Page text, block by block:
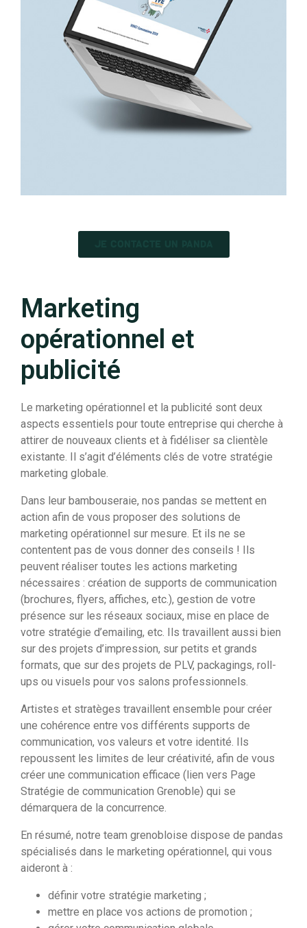
Marketing
opérationnel et
publicité
Le marketing opérationnel et la publicité sont deux
aspects essentiels pour toute entreprise qui cherche à
attirer de nouveaux clients et à fidéliser sa clientèle
existante. Il s’agit d’éléments clés de votre stratégie
marketing globale.
Dans leur bambouseraie, nos pandas se mettent en
action afin de vous proposer des solutions de
marketing opérationnel sur mesure. Et ils ne se
contentent pas de vous donner des conseils ! Ils
peuvent réaliser toutes les actions marketing
nécessaires : création de supports de communication
(brochures, flyers, affiches, etc.), gestion de votre
présence sur les réseaux sociaux, mise en place de
votre stratégie d’emailing, etc. Ils travaillent aussi bien
sur des projets d’impression, sur petits et grands
formats, que sur des projets de PLV, packagings, roll-
ups ou visuels pour vos salons professionnels.
Artistes et stratèges travaillent ensemble pour créer
une cohérence entre vos différents supports de
communication, vos valeurs et votre identité. Ils
repoussent les limites de leur créativité, afin de vous
créer une communication efficace (lien vers Page
Stratégie de communication Grenoble) qui se
démarquera de la concurrence.
En résumé, notre team grenobloise dispose de pandas
spécialisés dans le marketing opérationnel, qui vous
aideront à :
définir votre stratégie marketing ;
mettre en place vos actions de promotion ;